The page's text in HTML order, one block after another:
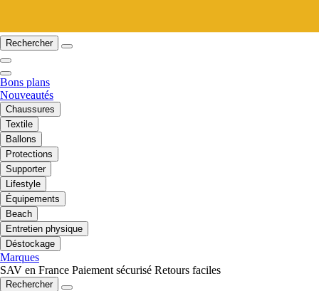
Rechercher
Bons plans
Nouveautés
Chaussures
Textile
Ballons
Protections
Supporter
Lifestyle
Équipements
Beach
Entretien physique
Déstockage
Marques
SAV en France Paiement sécurisé Retours faciles
Rechercher